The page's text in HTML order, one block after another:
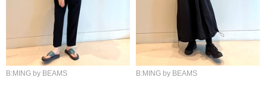
B:MING by BEAMS B:MING by BEAMS